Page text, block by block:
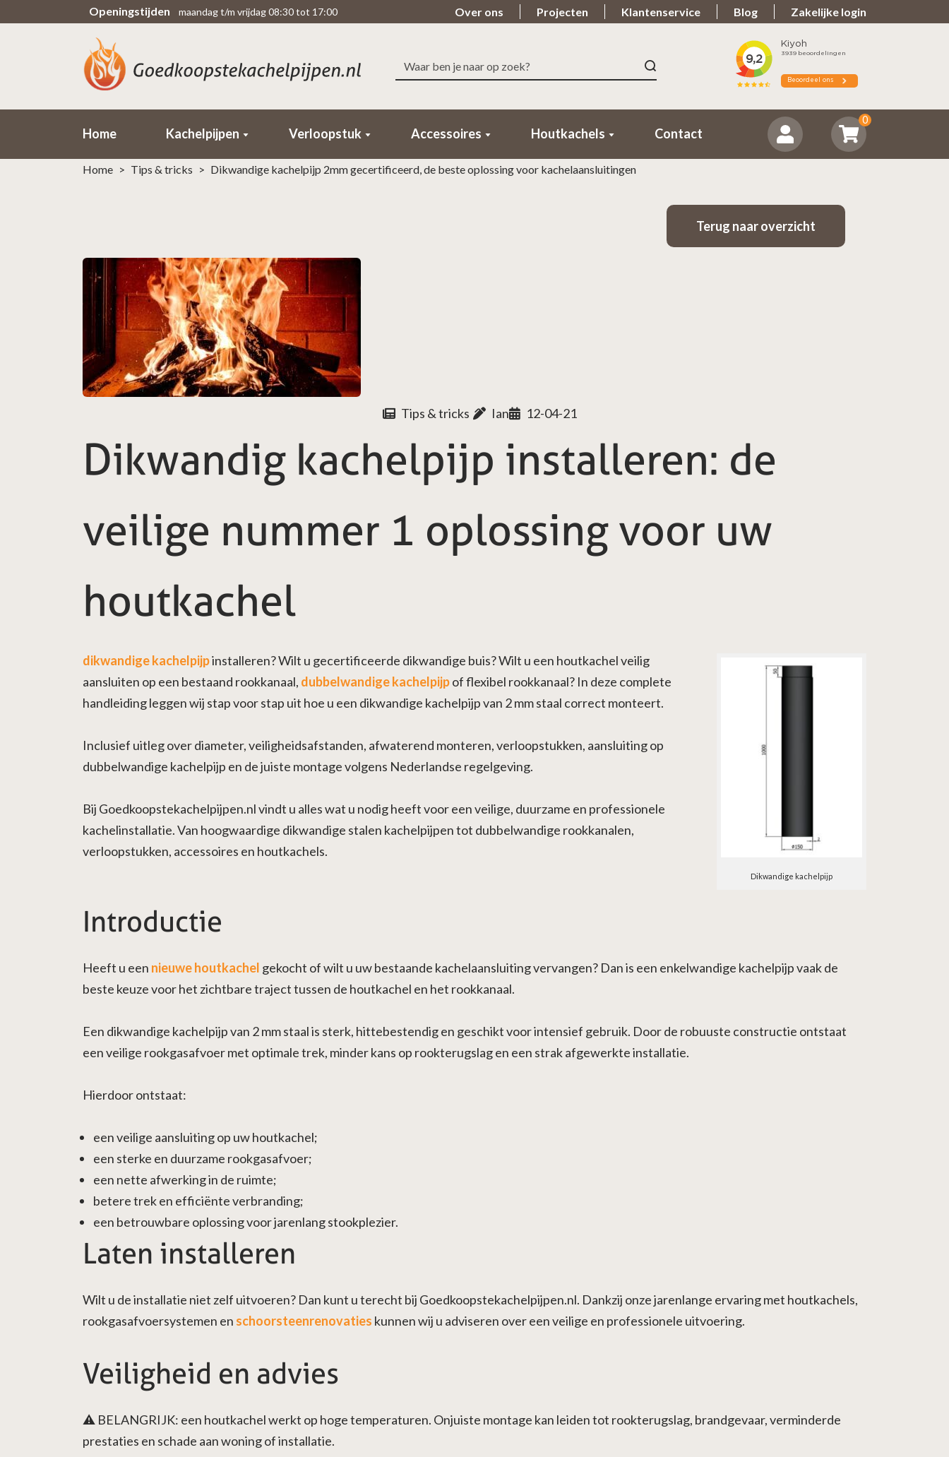
Openingstijden maandag t/m vrijdag 08:30 tot 17:00 Over ons Projecten Klantenservice Blog Zakelijke login
Zoeken
naar:
Home Kachelpijpen Verloopstuk Accessoires Houtkachels Contact
0
Scherpe prijzen Snelle levering Beoordeeld met een 9.7 Spullen teveel?
Home > Tips & tricks > Dikwandige kachelpijp 2mm gecertificeerd, de beste oplossing voor kachelaansluitingen
Terug naar overzicht
Tips & tricks Ian 12-04-21
Dikwandig kachelpijp installeren: de
veilige nummer 1 oplossing voor uw
houtkachel
Dikwandige kachelpijp
dikwandige kachelpijpinstalleren? Wilt u gecertificeerde dikwandige buis? Wilt u een houtkachel veilig
aansluiten op een bestaand rookkanaal, dubbelwandige kachelpijpof flexibel rookkanaal? In deze complete
handleiding leggen wij stap voor stap uit hoe u een dikwandige kachelpijp van 2 mm staal correct monteert.
Inclusief uitleg over diameter, veiligheidsafstanden, afwaterend monteren, verloopstukken, aansluiting op
dubbelwandige kachelpijp en de juiste montage volgens Nederlandse regelgeving.
Bij Goedkoopstekachelpijpen.nl vindt u alles wat u nodig heeft voor een veilige, duurzame en professionele
kachelinstallatie. Van hoogwaardige dikwandige stalen kachelpijpen tot dubbelwandige rookkanalen,
verloopstukken, accessoires en houtkachels.
Introductie
Heeft u een nieuwe houtkachel gekocht of wilt u uw bestaande kachelaansluiting vervangen? Dan is een enkelwandige kachelpijp vaak de
beste keuze voor het zichtbare traject tussen de houtkachel en het rookkanaal.
Een dikwandige kachelpijp van 2 mm staal is sterk, hittebestendig en geschikt voor intensief gebruik. Door de robuuste constructie ontstaat
een veilige rookgasafvoer met optimale trek, minder kans op rookterugslag en een strak afgewerkte installatie.
Hierdoor ontstaat:
een veilige aansluiting op uw houtkachel;
een sterke en duurzame rookgasafvoer;
een nette afwerking in de ruimte;
betere trek en efficiënte verbranding;
een betrouwbare oplossing voor jarenlang stookplezier.
Laten installeren
Wilt u de installatie niet zelf uitvoeren? Dan kunt u terecht bij Goedkoopstekachelpijpen.nl. Dankzij onze jarenlange ervaring met houtkachels,
rookgasafvoersystemen en schoorsteenrenovaties kunnen wij u adviseren over een veilige en professionele uitvoering.
Veiligheid en advies
⚠️ BELANGRIJK: een houtkachel werkt op hoge temperaturen. Onjuiste montage kan leiden tot rookterugslag, brandgevaar, verminderde
prestaties en schade aan woning of installatie.